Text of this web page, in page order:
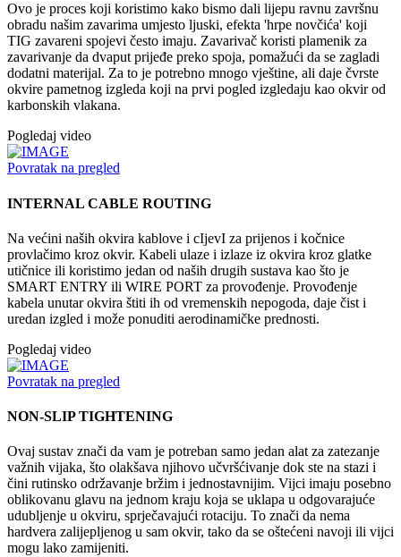
Ovo je proces koji koristimo kako bismo dali lijepu ravnu završnu
obradu našim zavarima umjesto ljuski, efekta 'hrpe novčića' koji
TIG zavareni spojevi često imaju. Zavarivač koristi plamenik za
zavarivanje da dvaput prijeđe preko spoja, pomažući da se zagladi
dodatni materijal. Za to je potrebno mnogo vještine, ali daje čvrste
okvire pametnog izgleda koji na prvi pogled izgledaju kao okvir od
karbonskih vlakana.
Pogledaj video
Povratak na pregled
INTERNAL CABLE ROUTING
Na većini naših okvira kablove i cIjevI za prijenos i kočnice
provlačimo kroz okvir. Kabeli ulaze i izlaze iz okvira kroz glatke
utičnice ili koristimo jedan od naših drugih sustava kao što je
SMART ENTRY ili WIRE PORT za provođenje. Provođenje
kabela unutar okvira štiti ih od vremenskih nepogoda, daje čist i
uredan izgled i može ponuditi aerodinamičke prednosti.
Pogledaj video
Povratak na pregled
NON-SLIP TIGHTENING
Ovaj sustav znači da vam je potreban samo jedan alat za zatezanje
važnih vijaka, što olakšava njihovo učvršćivanje dok ste na stazi i
čini rutinsko održavanje bržim i jednostavnijim. Vijci imaju posebno
oblikovanu glavu na jednom kraju koja se uklapa u odgovarajuće
udubljenje u okviru, sprječavajući rotaciju. To znači da nema
hardvera zalijepljenog u sam okvir, tako da se oštećeni navoji ili vijci
mogu lako zamijeniti.